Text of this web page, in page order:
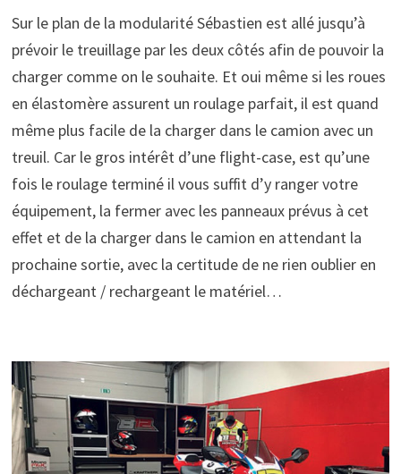
Sur le plan de la modularité Sébastien est allé jusqu’à
prévoir le treuillage par les deux côtés afin de pouvoir la
charger comme on le souhaite. Et oui même si les roues
en élastomère assurent un roulage parfait, il est quand
même plus facile de la charger dans le camion avec un
treuil. Car le gros intérêt d’une flight-case, est qu’une
fois le roulage terminé il vous suffit d’y ranger votre
équipement, la fermer avec les panneaux prévus à cet
effet et de la charger dans le camion en attendant la
prochaine sortie, avec la certitude de ne rien oublier en
déchargeant / rechargeant le matériel…